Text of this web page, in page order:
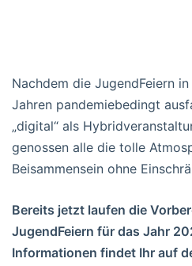
Nachdem die JugendFeiern
Jahren pandemiebedingt
„digital“ als
genossen alle die tolle
Beisammensein ohne
Bereits jetzt laufen die
JugendFeiern für das Jahr
Informationen findet Ihr auf